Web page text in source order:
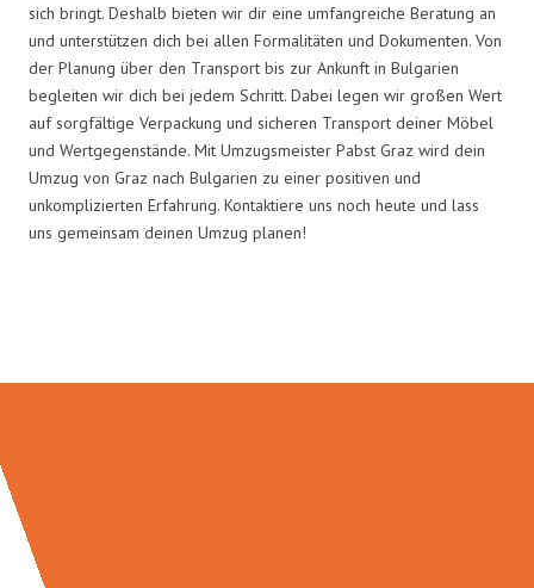
sich bringt. Deshalb bieten wir dir eine umfangreiche Beratung an
und unterstützen dich bei allen Formalitäten und Dokumenten. Von
der Planung über den Transport bis zur Ankunft in Bulgarien
begleiten wir dich bei jedem Schritt. Dabei legen wir großen Wert
auf sorgfältige Verpackung und sicheren Transport deiner Möbel
und Wertgegenstände. Mit Umzugsmeister Pabst Graz wird dein
Umzug von Graz nach Bulgarien zu einer positiven und
unkomplizierten Erfahrung. Kontaktiere uns noch heute und lass
uns gemeinsam deinen Umzug planen!